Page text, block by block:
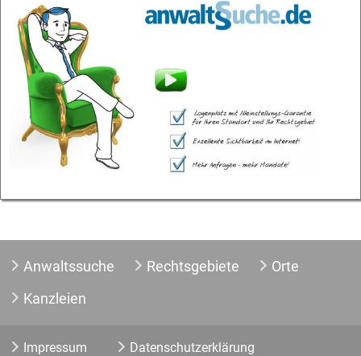
Anwaltssuche Rechtsgebiete
Orte
Kanzleien
Impressum Datenschutzerklärung